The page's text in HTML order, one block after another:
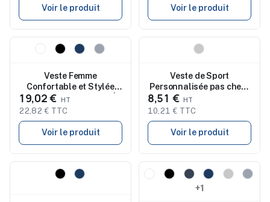
Voir le produit Voir le produit
Nouveau
Veste Femme
Confortable et Stylée
Personnalisée 280gr |
Spike
19,02 €
22,82 € TTC
Voir le produit
Veste de Sport
Personnalisée pas cher -
Killian
8,51 €
10,21 € TTC
Voir le produit
Nouveau
+1